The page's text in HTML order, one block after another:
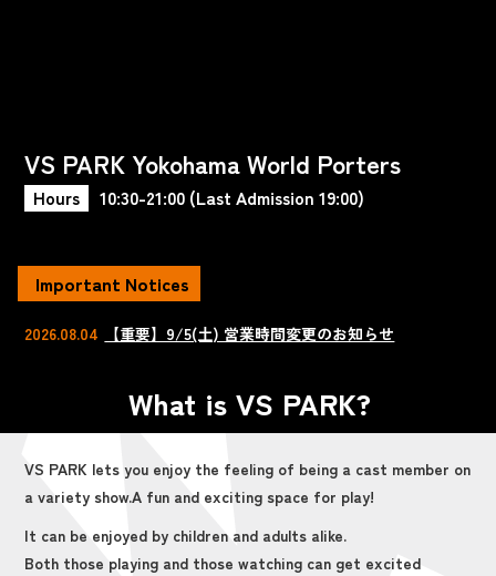
VS PARK Yokohama World Porters
Hours 10:30-21:00 (Last Admission 19:00)
Important Notices
2026.08.04 【重要】9/5(土) 営業時間変更のお知らせ
What is VS PARK?
VS PARK lets you enjoy the feeling of being a cast member on
a variety show.A fun and exciting space for play!
It can be enjoyed by children and adults alike.
Both those playing and those watching can get excited